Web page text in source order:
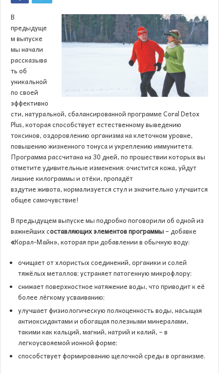
В
предыдуще
м выпуске
мы начали
рассказыва
ть об
уникальной
по своей
эффективно
сти, натуральной, сбалансированной программе Coral Detox
Plus, которая способствует естественному выведению
токсинов, оздоровлению организма на клеточном уровне,
повышению жизненного тонуса и укреплению иммунитета.
Программа рассчитана на 30 дней, по прошествии которых вы
отметите удивительные изменения: очистится кожа, уйдут
лишние килограммы и отёки, пропадёт
вздутие живота, нормализуется стул и значительно улучшится
общее самочувствие!
В предыдущем выпуске мы подробно поговорили об одной из
важнейших составляющих элементов программы– добавке
«Корал-Майн», которая при добавлении в обычную воду:
очищает от хлористых соединений, органики и солей
тяжёлых металлов; устраняет патогенную микрофлору;
снижает поверхностное натяжение воды, что приводит к её
более лёгкому усваиванию;
улучшает физиологическую полноценность воды, насыщая
антиоксидантами и обогащая полезными минералами,
такими как кальций, магний, натрий и калий, – в
легкоусвояемой ионной форме;
способствует формированию щелочной среды в организме.